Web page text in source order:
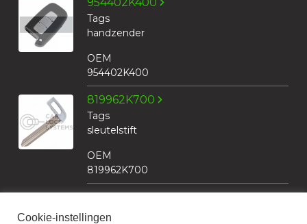
Tags
handzender
OEM
954402K400
819962K700
Tags
sleutelstift
OEM
819962K700
Tags
Cookie-instellingen